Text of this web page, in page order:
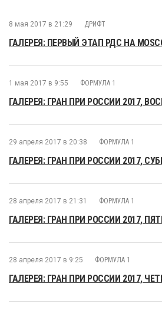
8 мая 2017 в 21:29 ДРИФТ
ГАЛЕРЕЯ: ПЕРВЫЙ ЭТАП РДС НА
1 мая 2017 в 9:55 ФОРМУЛА 1
ГАЛЕРЕЯ: ГРАН ПРИ РОССИИ 2017,
29 апреля 2017 в 20:38 ФОРМУЛА 1
ГАЛЕРЕЯ: ГРАН ПРИ РОССИИ 2017,
28 апреля 2017 в 21:31 ФОРМУЛА 1
ГАЛЕРЕЯ: ГРАН ПРИ РОССИИ 2017,
28 апреля 2017 в 9:25 ФОРМУЛА 1
ГАЛЕРЕЯ: ГРАН ПРИ РОССИИ 2017,